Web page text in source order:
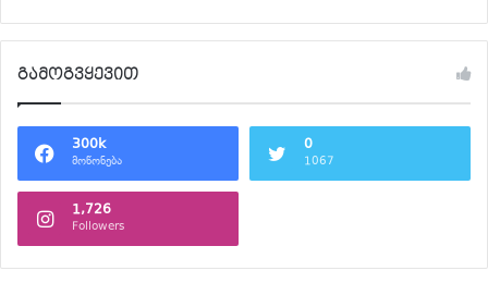
გამოგვყევით
300k
მოწონება
0
1067
1,726
Followers